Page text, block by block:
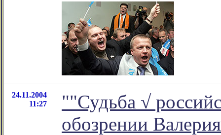
24.11.2004
11:27
""Судьба √
обозрении